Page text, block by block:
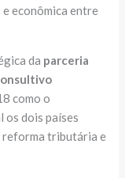
econômica entre
da parceria
como o
os dois países
reforma tributária e